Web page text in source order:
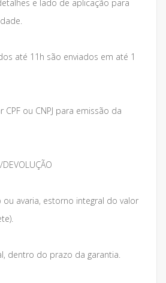
e lado de aplicação para
até 11h são enviados em até 1
ou CNPJ para emissão da
DEVOLUÇÃO
avaria, estorno integral do valor
dentro do prazo da garantia.